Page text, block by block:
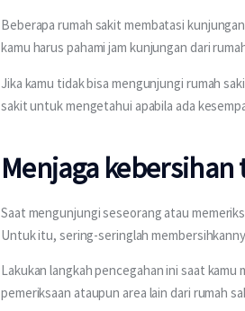
Beberapa rumah sakit membatasi
kamu harus pahami jam kunjungan dari
Jika kamu tidak bisa mengunjungi rumah
sakit untuk mengetahui apabila ada
Menjaga kebersihan
Saat mengunjungi seseorang atau
Untuk itu, sering-seringlah
Lakukan langkah pencegahan ini saat
pemeriksaan ataupun area lain dari rumah